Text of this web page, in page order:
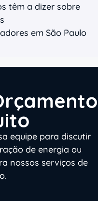
têm a dizer sobre
em São Paulo
equipe para discutir
de energia ou
nossos serviços de